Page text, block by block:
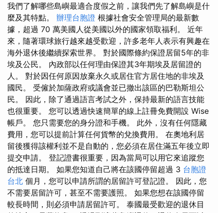
我們了解哪些島嶼最適合度假之前，讓我們先了解島嶼是什
麼及其特點。 辦理台胞證 根據社會安全管理局的最新數
據，超過 70 萬美國人從美國以外的國家領取福利。 近年
來，隨著環球旅行越來越受歡迎，許多老年人表示有興趣在
海外退休後繼續探索世界。 對於國際條約保證居留5年的非
埃及公民。 內政部以任何理由保證其3年期埃及居留證的
人。 對於因任何原因放棄永久或居住官方居住地的非埃及
國民。 受僱於加薩政府或議會並已撤出該區的巴勒斯坦公
民。 因此，除了通過語言考試之外，保持最新的語言技能
也很重要。 您可以透過快速簡單的線上註冊免費開設 Wise
帳戶。 您只需要您的身分證和手機。 此外，沒有任何隱藏
費用，您可以提前計算任何貨幣的兌換費用。 在奧地利居
留後獲得該權利並不是自動的，您必須在居住滿五年後立即
提交申請。 登記證書很重要，因為當局可以用它來追蹤您
的抵達日期。 如果您知道自己將在該國停留超過 3 台胞證
台北 個月，您可以申請所謂的居留許可登記證。 因此，您
不需要居留許可，甚至不需要護照。 如果您想在該國停留
較長時間，則必須申請居留許可。 泰國最受歡迎的退休目